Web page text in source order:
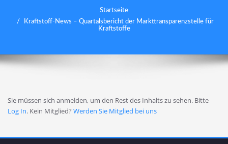
Startseite
Kraftstoff-News – Quartalsbericht der Markttransparenzstelle für
Kraftstoffe
Sie müssen sich anmelden, um den Rest des Inhalts zu sehen. Bitte
Log In. Kein Mitglied? Werden Sie Mitglied bei uns